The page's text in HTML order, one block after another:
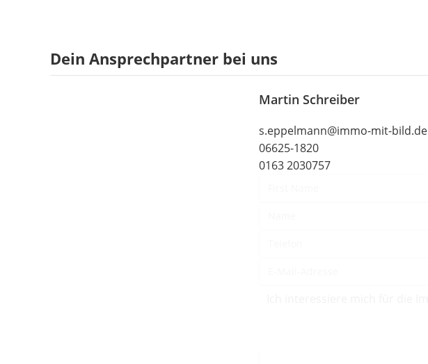
Dein Ansprechpartner bei uns
Martin Schreiber
s.eppelmann@immo-mit-bild.de
06625-1820
0163 2030757